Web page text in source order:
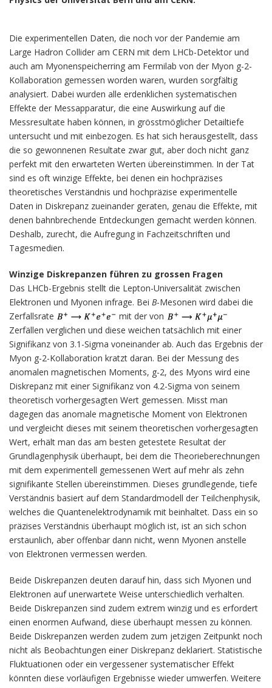
Die experimentellen Daten, die noch vor der Pandemie am
Large Hadron Collider am CERN mit dem LHCb-Detektor und
auch am Myonenspeicherring am Fermilab von der Myon g-2-
Kollaboration gemessen worden waren, wurden sorgfältig
analysiert. Dabei wurden alle erdenklichen systematischen
Effekte der Messapparatur, die eine Auswirkung auf die
Messresultate haben können, in grösstmöglicher Detailtiefe
untersucht und mit einbezogen. Es hat sich herausgestellt, dass
die so gewonnenen Resultate zwar gut, aber doch nicht ganz
perfekt mit den erwarteten Werten übereinstimmen. In der Tat
sind es oft winzige Effekte, bei denen ein hochpräzises
theoretisches Verständnis und hochpräzise experimentelle
Daten in Diskrepanz zueinander geraten, genau die Effekte, mit
denen bahnbrechende Entdeckungen gemacht werden können.
Deshalb, zurecht, die Aufregung in Fachzeitschriften und
Tagesmedien.
Winzige Diskrepanzen führen zu grossen Fragen
Das LHCb-Ergebnis stellt die Lepton-Universalität zwischen
Elektronen und Myonen infrage. Bei B-Mesonen wird dabei die
Zerfallsrate
mit der von
Zerfällen verglichen und diese weichen tatsächlich mit einer
Signifikanz von 3.1-Sigma voneinander ab. Auch das Ergebnis der
Myon g-2-Kollaboration kratzt daran. Bei der Messung des
anomalen magnetischen Moments, g-2, des Myons wird eine
Diskrepanz mit einer Signifikanz von 4.2-Sigma von seinem
theoretisch vorhergesagten Wert gemessen. Misst man
dagegen das anomale magnetische Moment von Elektronen
und vergleicht dieses mit seinem theoretischen vorhergesagten
Wert, erhält man das am besten getestete Resultat der
Grundlagenphysik überhaupt, bei dem die Theorieberechnungen
mit dem experimentell gemessenen Wert auf mehr als zehn
signifikante Stellen übereinstimmen. Dieses grundlegende, tiefe
Verständnis basiert auf dem Standardmodell der Teilchenphysik,
welches die Quantenelektrodynamik mit beinhaltet. Dass ein so
präzises Verständnis überhaupt möglich ist, ist an sich schon
erstaunlich, aber offenbar dann nicht, wenn Myonen anstelle
von Elektronen vermessen werden.
Beide Diskrepanzen deuten darauf hin, dass sich Myonen und
Elektronen auf unerwartete Weise unterschiedlich verhalten.
Beide Diskrepanzen sind zudem extrem winzig und es erfordert
einen enormen Aufwand, diese überhaupt messen zu können.
Beide Diskrepanzen werden zudem zum jetzigen Zeitpunkt noch
nicht als Beobachtungen einer Diskrepanz deklariert. Statistische
Fluktuationen oder ein vergessener systematischer Effekt
könnten diese vorläufigen Ergebnisse wieder umwerfen. Weitere